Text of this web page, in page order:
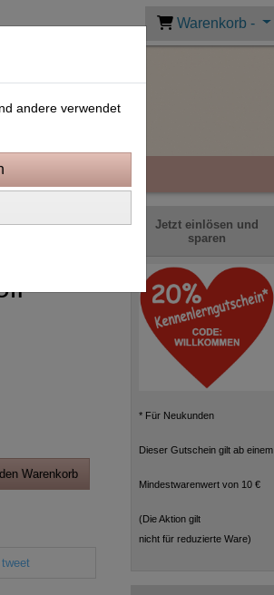
Warenkorb -
Warenkorb
tweet
Jetzt einlösen und
sparen
* Für Neukunden
Dieser Gutschein gilt ab einem
Mindestwarenwert von 10 €
(Die Aktion gilt
nicht für reduzierte Ware)
andere verwendet